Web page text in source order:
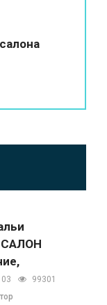
САЛОН
99301